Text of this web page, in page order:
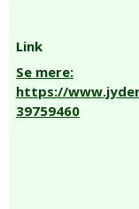
Link
Se mere:
https://
39759460